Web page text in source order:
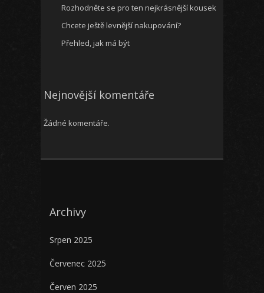
Rozhodněte se pro ten nejkrásnější kousek
Chcete ještě levnější nakupování?
Přehled, jak má být
Nejnovější komentáře
Žádné komentáře.
Archivy
Srpen 2025
Červenec 2025
Červen 2025